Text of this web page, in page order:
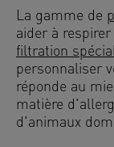
La gamme de
aider à
filtration
personnaliser
réponde au
matière
d'animaux